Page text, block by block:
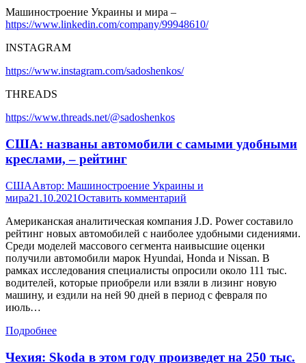
Машиностроение Украины и мира –
https://www.linkedin.com/company/99948610/
INSTAGRAM
https://www.instagram.com/sadoshenkos/
THREADS
https://www.threads.net/@sadoshenkos
США: названы автомобили с самыми удобными
креслами, – рейтинг
СШААвтор: Машиностроение Украины и
мира21.10.2021Оставить комментарий
Американская аналитическая компания J.D. Power составило
рейтинг новых автомобилей с наиболее удобными сидениями.
Среди моделей массового сегмента наивысшие оценки
получили автомобили марок Hyundai, Honda и Nissan. В
рамках исследования специалисты опросили около 111 тыс.
водителей, которые приобрели или взяли в лизинг новую
машину, и ездили на ней 90 дней в период с февраля по
июль…
Подробнее
Чехия: Skoda в этом году произведет на 250 тыс.